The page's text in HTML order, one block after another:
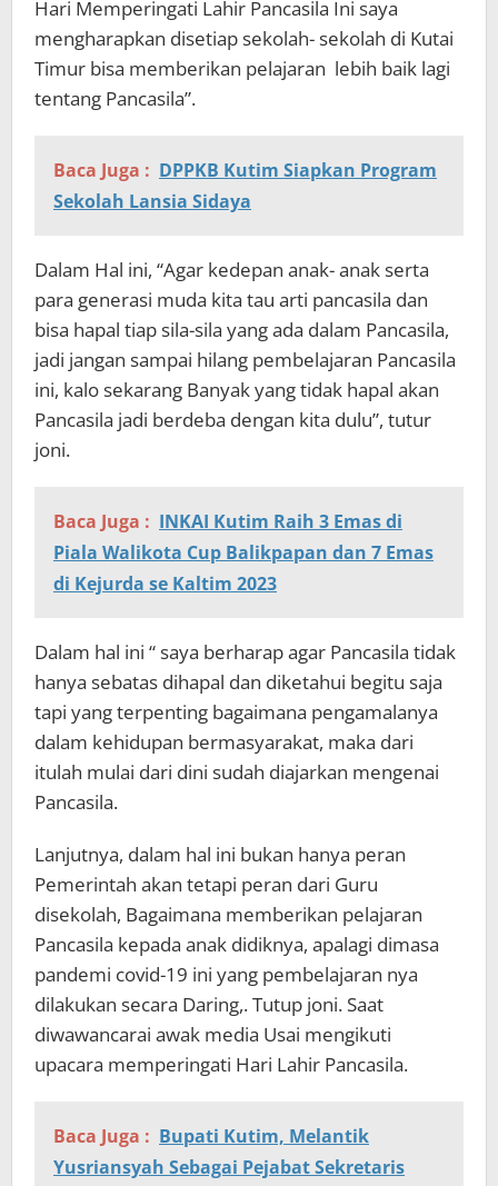
Hari Memperingati Lahir Pancasila Ini saya
mengharapkan disetiap sekolah- sekolah di Kutai
Timur bisa memberikan pelajaran lebih baik lagi
tentang Pancasila”.
Baca Juga : DPPKB Kutim Siapkan Program
Sekolah Lansia Sidaya
Dalam Hal ini, “Agar kedepan anak- anak serta
para generasi muda kita tau arti pancasila dan
bisa hapal tiap sila-sila yang ada dalam Pancasila,
jadi jangan sampai hilang pembelajaran Pancasila
ini, kalo sekarang Banyak yang tidak hapal akan
Pancasila jadi berdeba dengan kita dulu”, tutur
joni.
Baca Juga : INKAI Kutim Raih 3 Emas di
Piala Walikota Cup Balikpapan dan 7 Emas
di Kejurda se Kaltim 2023
Dalam hal ini “ saya berharap agar Pancasila tidak
hanya sebatas dihapal dan diketahui begitu saja
tapi yang terpenting bagaimana pengamalanya
dalam kehidupan bermasyarakat, maka dari
itulah mulai dari dini sudah diajarkan mengenai
Pancasila.
Lanjutnya, dalam hal ini bukan hanya peran
Pemerintah akan tetapi peran dari Guru
disekolah, Bagaimana memberikan pelajaran
Pancasila kepada anak didiknya, apalagi dimasa
pandemi covid-19 ini yang pembelajaran nya
dilakukan secara Daring,. Tutup joni. Saat
diwawancarai awak media Usai mengikuti
upacara memperingati Hari Lahir Pancasila.
Baca Juga : Bupati Kutim, Melantik
Yusriansyah Sebagai Pejabat Sekretaris